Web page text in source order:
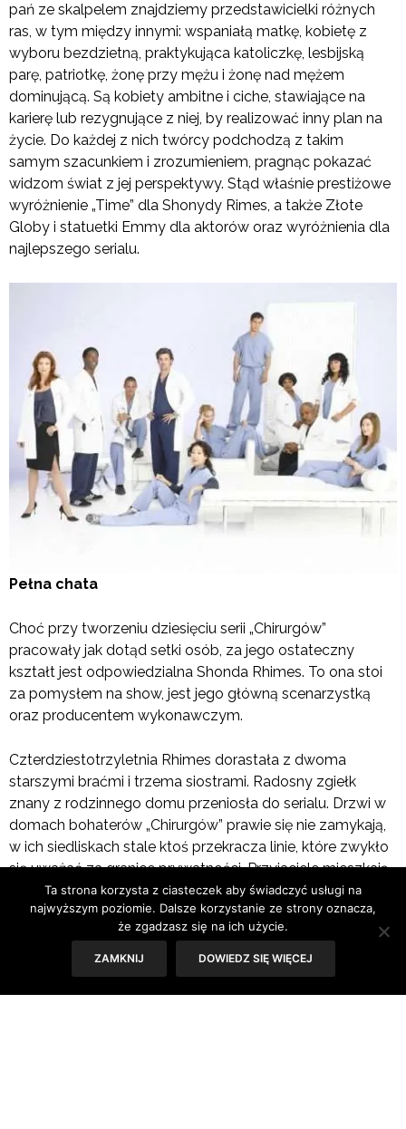
pań ze skalpelem znajdziemy przedstawicielki różnych
ras, w tym między innymi: wspaniałą matkę, kobietę z
wyboru bezdzietną, praktykująca katoliczkę, lesbijską
parę, patriotkę, żonę przy mężu i żonę nad mężem
dominującą. Są kobiety ambitne i ciche, stawiające na
karierę lub rezygnujące z niej, by realizować inny plan na
życie. Do każdej z nich twórcy podchodzą z takim
samym szacunkiem i zrozumieniem, pragnąc pokazać
widzom świat z jej perspektywy. Stąd właśnie prestiżowe
wyróżnienie „Time” dla Shonydy Rimes, a także Złote
Globy i statuetki Emmy dla aktorów oraz wyróżnienia dla
najlepszego serialu.
Pełna chata
Choć przy tworzeniu dziesięciu serii „Chirurgów”
pracowały jak dotąd setki osób, za jego ostateczny
kształt jest odpowiedzialna Shonda Rhimes. To ona stoi
za pomysłem na show, jest jego główną scenarzystką
oraz producentem wykonawczym.
Czterdziestotrzyletnia Rhimes dorastała z dwoma
starszymi braćmi i trzema siostrami. Radosny zgiełk
znany z rodzinnego domu przeniosła do serialu. Drzwi w
domach bohaterów „Chirurgów” prawie się nie zamykają,
w ich siedliskach stale ktoś przekracza linie, które zwykło
się uważać za granice prywatności. Przyjaciele mieszkają
razem w jednym domu, wchodzą sobie do małżeńskim
sypialni, pod prysznic, do kuchni… Zwierzają się sobie z
największych sekretów i zasięgają rady w każdej ważnej
sprawie. Robią to tak często, że już nikt nie zwraca uwagi
na granice. Nawet, gdy w końcu decydują się mieszkać
osobno, wiąż pojawiają się u siebie w środku nocy, bez
Ta strona korzysta z ciasteczek aby świadczyć usługi na
najwyższym poziomie. Dalsze korzystanie ze strony oznacza,
że zgadzasz się na ich użycie.
ZAMKNIJ DOWIEDZ SIĘ WIĘCEJ